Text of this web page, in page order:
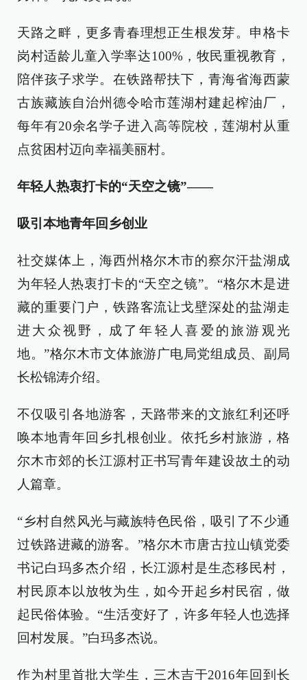
天路之畔，更多青春理想正生根发芽。申格卡
岗村适龄儿童入学率达100%，牧民重视教育，
陪伴孩子求学。在铁路帮扶下，青海省海西蒙
古族藏族自治州德令哈市莲湖村建起榨油厂，
每年有20余名学子进入高等院校，莲湖村从重
点贫困村迈向幸福美丽村。
年轻人热衷打卡的“天空之镜”——
吸引本地青年回乡创业
社交媒体上，海西州格尔木市的察尔汗盐湖成
为年轻人热衷打卡的“天空之镜”。“格尔木是进
藏的重要门户，铁路客流让戈壁深处的盐湖走
进大众视野，成了年轻人喜爱的旅游观光
地。”格尔木市文体旅游广电局党组成员、副局
长松锦涛介绍。
不仅吸引各地游客，天路带来的文旅红利还呼
唤本地青年回乡扎根创业。依托乡村旅游，格
尔木市郊的长江源村正书写青年建设故土的动
人篇章。
“乡村自然风光与藏族特色民俗，吸引了不少通
过铁路进藏的游客。”格尔木市唐古拉山镇党委
书记白玛多杰介绍，长江源村是生态移民村，
村民原本以放牧为生，如今开起乡村民宿，做
起民俗体验。“生活变好了，许多年轻人也选择
回村发展。”白玛多杰说。
作为村里首批大学生，三木吉于2016年回到长